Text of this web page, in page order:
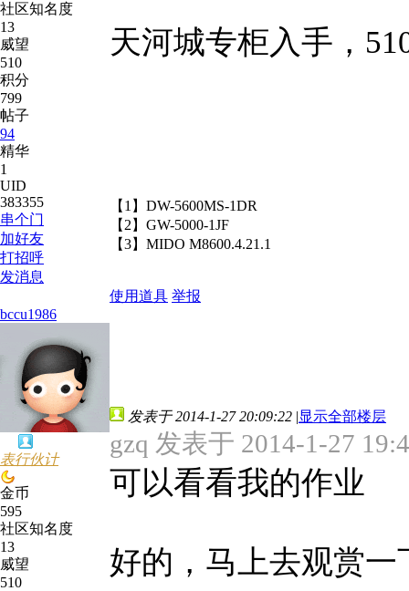
社区知名度
13
威望
510
积分
799
帖子
94
精华
1
UID
383355
串个门
加好友
打招呼
发消息
天河城专柜入手，
【1】DW-5600MS-1DR
【2】GW-5000-1JF
【3】MIDO M8600.4.21.1
使用道具 举报
bccu1986
表行伙计
金币
595
社区知名度
13
威望
510
发表于 2014-1-27 20:09:22 |显示全部楼层
gzq 发表于 2014-1-27
可以看看我的作业
好的，马上去观赏一